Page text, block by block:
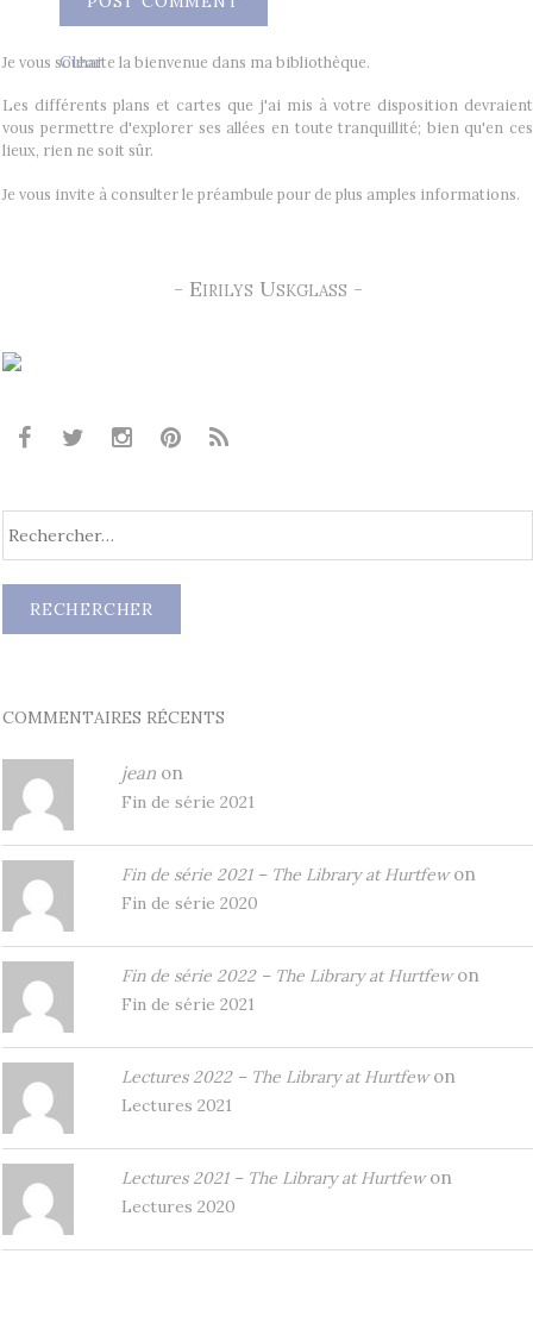
Clear
Je vous souhaite la bienvenue dans ma bibliothèque.
Les différents plans et cartes que j'ai mis à votre disposition devraient
vous permettre d'explorer ses allées en toute tranquillité; bien qu'en ces
lieux, rien ne soit sûr.
Je vous invite à consulter le préambule pour de plus amples informations.
- Eirilys Uskglass -
COMMENTAIRES RÉCENTS
jean on
Fin de série 2021
Fin de série 2021 – The Library at Hurtfewon
Fin de série 2020
Fin de série 2022 – The Library at Hurtfewon
Fin de série 2021
Lectures 2022 – The Library at Hurtfewon
Lectures 2021
Lectures 2021 – The Library at Hurtfewon
Lectures 2020